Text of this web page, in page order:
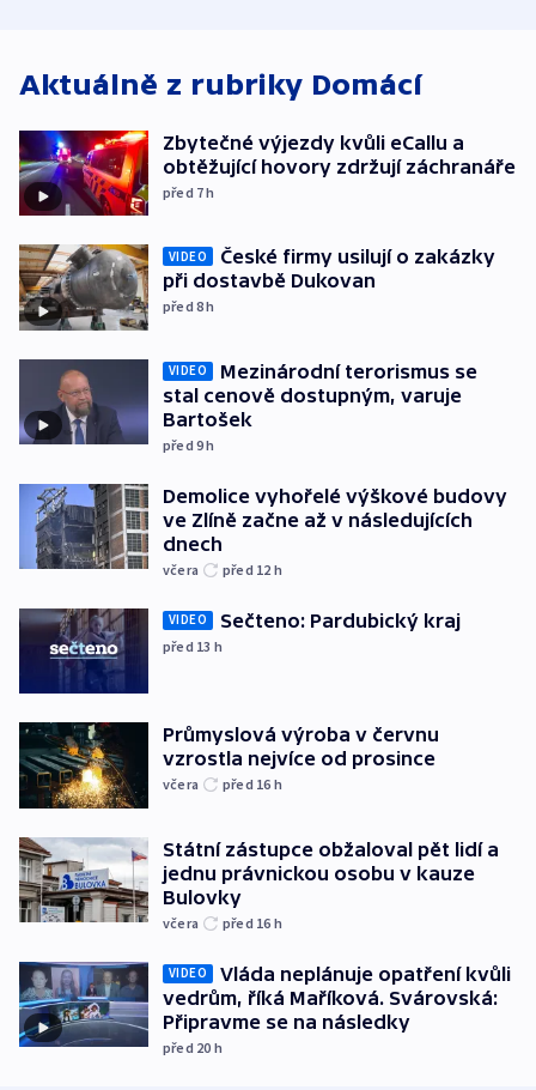
Aktuálně z rubriky Domácí
Zbytečné výjezdy kvůli eCallu a
obtěžující hovory zdržují záchranáře
před 7h
VIDEO
České firmy usilují o zakázky
při dostavbě Dukovan
před 8h
VIDEO
Mezinárodní terorismus se
stal cenově dostupným, varuje
Bartošek
před 9h
Demolice vyhořelé výškové budovy
ve Zlíně začne až v následujících
dnech
včera před 12 h
VIDEO Sečteno: Pardubický kraj
před 13 h
Průmyslová výroba v červnu
vzrostla nejvíce od prosince
včera před 16 h
Státní zástupce obžaloval pět lidí a
jednu právnickou osobu v kauze
Bulovky
včera před 16 h
VIDEO
Vláda neplánuje opatření kvůli
vedrům, říká Maříková. Svárovská:
Připravme se na následky
před 20 h